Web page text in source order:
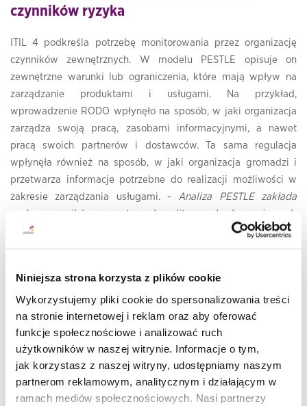
Niniejsza strona korzysta z plików cookie
Wykorzystujemy pliki cookie do spersonalizowania treści
na stronie internetowej i reklam oraz aby oferować
funkcje społecznościowe i analizować ruch
użytkowników w naszej witrynie. Informacje o tym,
jak korzystasz z naszej witryny, udostępniamy naszym
partnerom reklamowym, analitycznym i działającym w
ramach mediów społecznościowych. Nasi partnerzy
czynników ryzyka
ITIL 4 podkreśla potrzebę monitorowania przez organizację
czynników zewnętrznych. W modelu PESTLE opisuje on
zewnętrzne warunki lub ograniczenia, które mają wpływ na
zarządzanie produktami i usługami. Na przykład,
wprowadzenie RODO wpłynęło na sposób, w jaki organizacja
zarządza swoją pracą, zasobami informacyjnymi, a nawet
pracą swoich partnerów i dostawców. Ta sama regulacja
wpłynęła również na sposób, w jaki organizacja gromadzi i
przetwarza informacje potrzebne do realizacji możliwości w
zakresie zarządzania usługami. -Analiza PESTLE zakłada
wpływ czynników zewnętrznych: politycznych, ekonomicznych,
społecznych, technologicznych, prawnych oraz
środowiskowych na każdy z czterech wymiarów świadczenia
wymiarów świadczenia usługi, co powoduje, iż musimy o nich
myśleć za każdym razem gdy zmieniamy i projektujemy
usługę- zauważa Radosław Gnat.
Sześć czynników modelu PESTLE
Czynniki polityczne / Political Factors